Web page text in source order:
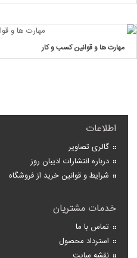
مهارت ها و قوانین کسب و کار
اطلاعات
گالری تصاویر
درباره انتشارات ادیبان روز
شرایط و قوانین خرید از فروشگاه
خدمات مشتریان
تماس با ما
استرداد محصول